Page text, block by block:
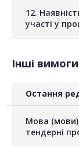
12.
участі у
Інші вимоги
Остання
Мова
тендерні